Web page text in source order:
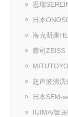
思瑞
日本
海克斯康
蔡司ZEISS
超声波清洗
日本SEM-
IIJIMA/饭